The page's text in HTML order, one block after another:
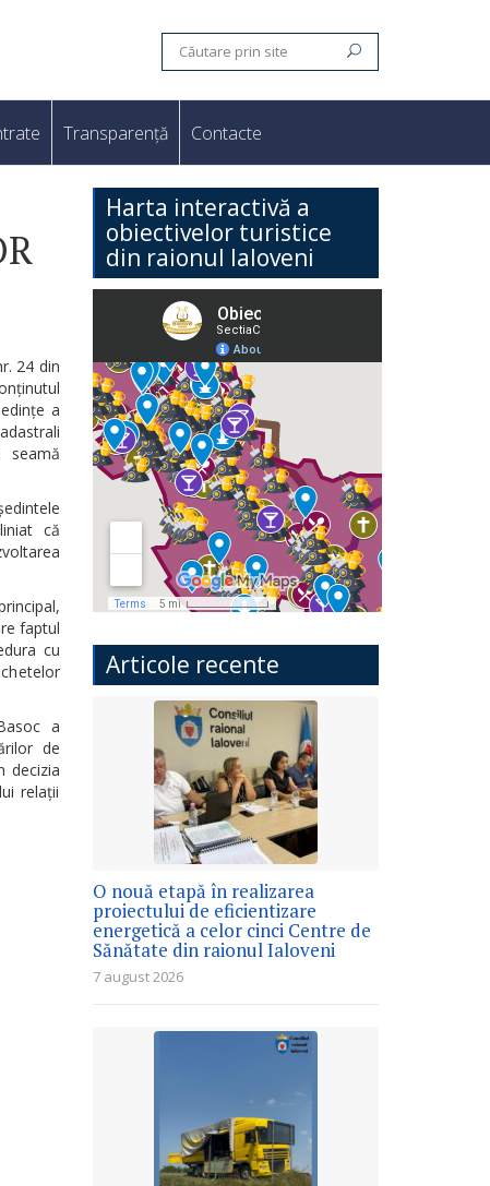
Transparență Contacte
24 din
a
seamă
că
faptul
cu
a
de
decizia
relații
Harta interactivă a
obiectivelor turistice
din raionul Ialoveni
Articole recente
O nouă etapă în realizarea
proiectului de eficientizare
energetică a celor cinci Centre de
Sănătate din raionul Ialoveni
7 august 2026